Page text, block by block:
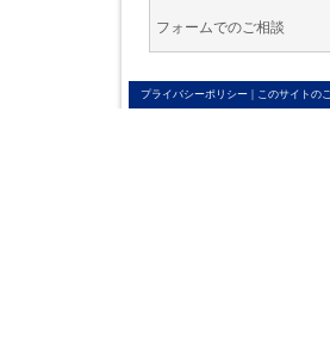
フォームでのご
プライバシーポリシー | このサイトの